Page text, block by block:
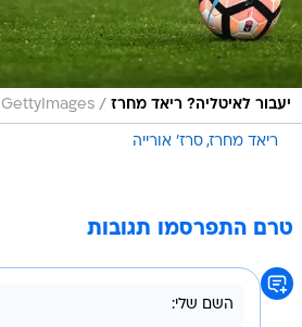
יעבור לאיטליה? ריאד מחרז /
GettyImages
ריאד מחרז סרז' אורייה
טרם התפרסמו תגובות